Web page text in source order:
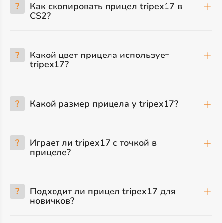
? Как скопировать прицел tripex17 в
CS2?
? Какой цвет прицела использует
tripex17?
? Какой размер прицела у tripex17?
? Играет ли tripex17 с точкой в
прицеле?
? Подходит ли прицел tripex17 для
новичков?